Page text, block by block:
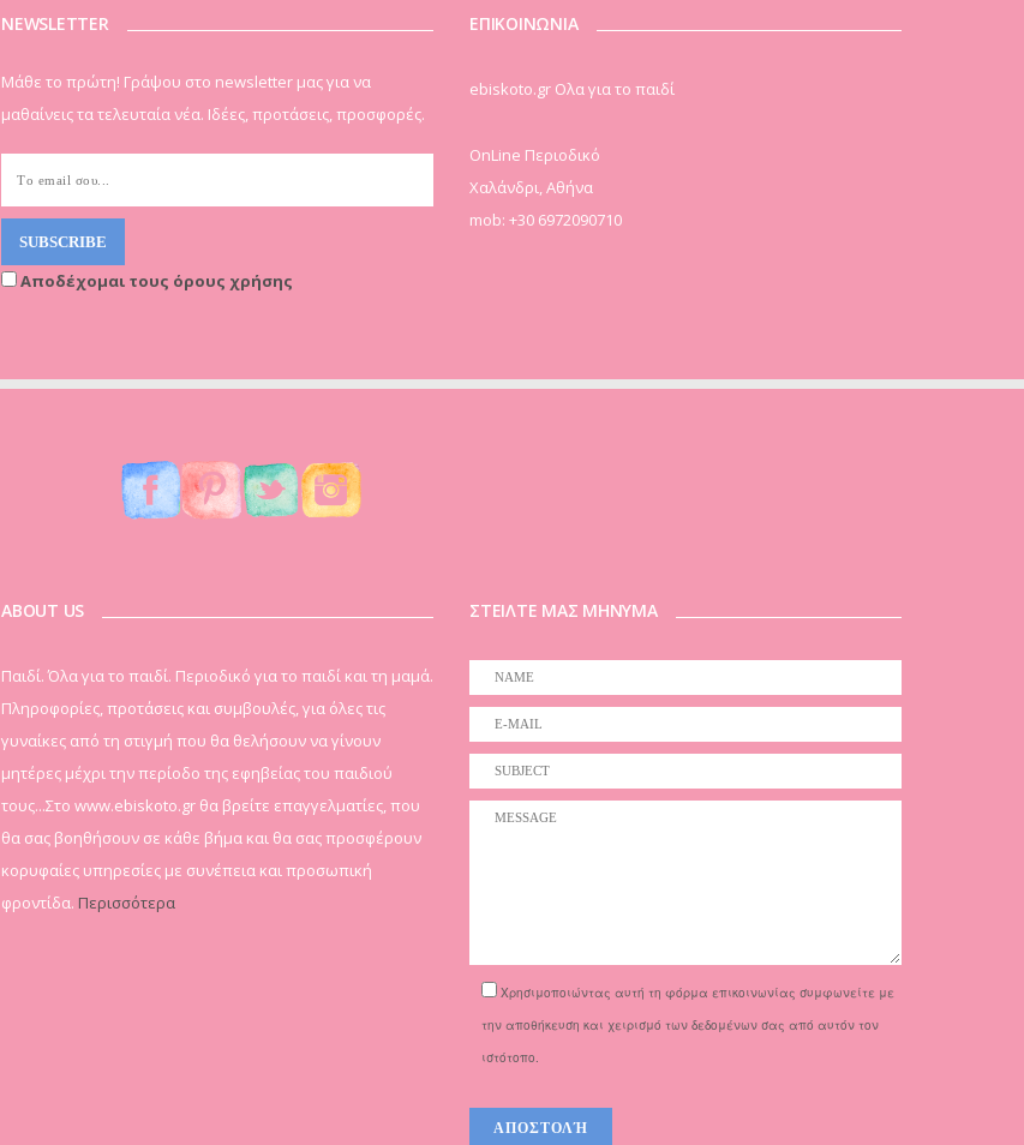
NEWSLETTER
Μάθε το πρώτη! Γράψου στο newsletter μας για να
μαθαίνεις τα τελευταία νέα. Ιδέες, προτάσεις, προσφορές.
Αποδέχομαι τους όρους χρήσης
ΕΠΙΚΟΙΝΩΝΙΑ
ebiskoto.gr Ολα για το παιδί
OnLine Περιοδικό
Χαλάνδρι, Αθήνα
mob: +30 6972090710
ABOUT US
Παιδί. Όλα για το παιδί. Περιοδικό για το παιδί και τη μαμά.
Πληροφορίες, προτάσεις και συμβουλές, για όλες τις
γυναίκες από τη στιγμή που θα θελήσουν να γίνουν
μητέρες μέχρι την περίοδο της εφηβείας του παιδιού
τους...Στο www.ebiskoto.gr θα βρείτε επαγγελματίες, που
θα σας βοηθήσουν σε κάθε βήμα και θα σας προσφέρουν
κορυφαίες υπηρεσίες με συνέπεια και προσωπική
φροντίδα. Περισσότερα
ΣΤΕΙΛΤΕ ΜΑΣ ΜΗΝΥΜΑ
Χρησιμοποιώντας αυτή τη φόρμα επικοινωνίας συμφωνείτε με
την αποθήκευση και χειρισμό των δεδομένων σας από αυτόν τον
ιστότοπο.